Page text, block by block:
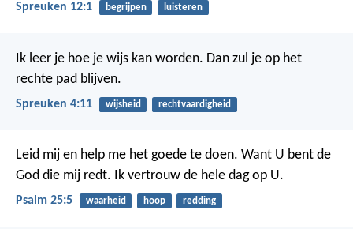
Spreuken 12:1 begrijpen luisteren
Ik leer je hoe je wijs kan worden. Dan zul je op het
rechte pad blijven.
Spreuken 4:11 wijsheid rechtvaardigheid
Leid mij en help me het goede te doen. Want U bent de
God die mij redt. Ik vertrouw de hele dag op U.
Psalm 25:5 waarheid hoop redding